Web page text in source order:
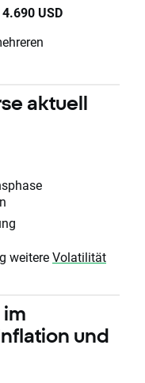
4.690 USD
aktuell
weitereVolatilität
im
und